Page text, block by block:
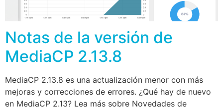
Notas de la versión de
MediaCP 2.13.8
MediaCP 2.13.8 es una actualización menor con más
mejoras y correcciones de errores. ¿Qué hay de nuevo
en MediaCP 2.13? Lea más sobre Novedades de